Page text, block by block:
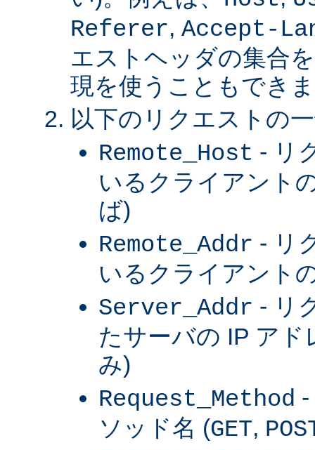
Referer, Accept-
エストヘッダの集合
現を使うこともでき
以下のリクエストの
Remote_Host - リ
いるクライアント
ば)
Remote_Addr - リ
いるクライアント
Server_Addr - リ
たサーバの IP アド
み)
Request_Method
ソッド名 (GET,